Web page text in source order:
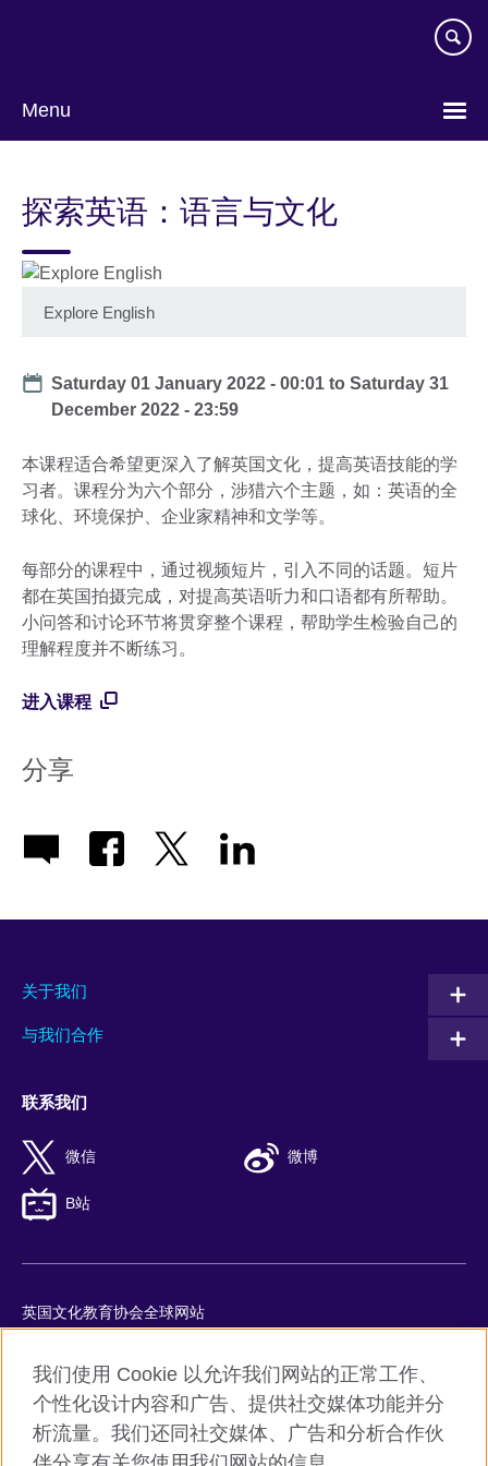
Menu
language
探索英语：语言与文化
Explore English
Date
Saturday 01 January 2022 - 00:01 toSaturday 31
December 2022 - 23:59
本课程适合希望更深入了解英国文化，提高英语技能的学
习者。课程分为六个部分，涉猎六个主题，如：英语的全
球化、环境保护、企业家精神和文学等。
每部分的课程中，通过视频短片，引入不同的话题。短片
都在英国拍摄完成，对提高英语听力和口语都有所帮助。
小问答和讨论环节将贯穿整个课程，帮助学生检验自己的
理解程度并不断练习。
进入课程
分享
关于我们
与我们合作
联系我们
微信 微博
B站
英国文化教育协会全球网站
Cookie
网站地图
ICP number: 京ICP备10044692号-8
我们使用 Cookie 以允许我们网站的正常工作、
个性化设计内容和广告、提供社交媒体功能并分
析流量。我们还同社交媒体、广告和分析合作伙